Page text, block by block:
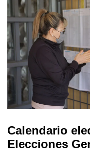
Calendario
Elecciones